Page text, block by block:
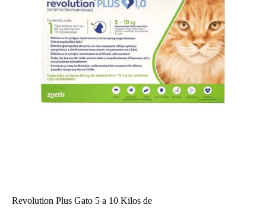
Revolution Plus Gato 5 a 10 Kilos de